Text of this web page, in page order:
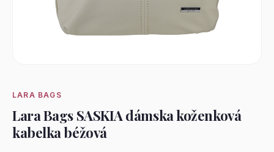
LARA BAGS
Lara Bags SASKIA dámska koženková
kabelka béžová